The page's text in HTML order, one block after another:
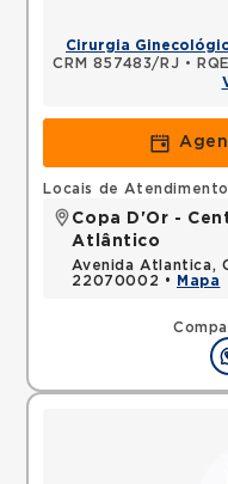
Cirurgia
CRM 857483/RJ •
Locais de Atendimento
Copa D'Or -
Atlântico
Avenida Atlantica,
22070002 •
Mapa